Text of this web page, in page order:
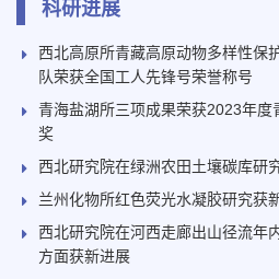
科研进展
西北高原所青藏高原动物多样性保
队荣获全国工人先锋号荣誉称号
青海盐湖所三项成果荣获2023年度
奖
西北研究院在绿洲农田土壤碳库研
兰州化物所红色荧光水凝胶研究获
西北研究院在河西走廊出山径流年
方面获新进展